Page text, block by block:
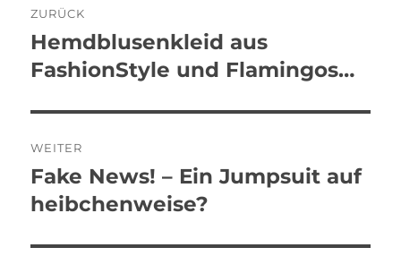
ZURÜCK
Vorheriger
Beitrag:
Hemdblusenkleid aus
FashionStyle und Flamingos…
WEITER
Nächster
Beitrag:
Fake News! – Ein Jumpsuit auf
heibchenweise?